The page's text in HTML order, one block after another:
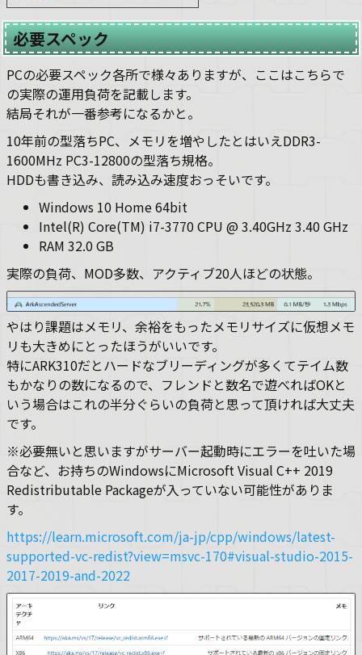
必要スペック
PCの必要スペック各所で様々ありますが、ここはこちらで
の実際の運用負荷を記載します。
結局それが一番参考になるかと。
10年前の型落ちPC、メモリを増やしたとはいえDDR3-
1600MHz PC3-12800の型落ち規格。
HDDも書き込み、読み込み速度おっそいです。
Windows 10 Home 64bit
Intel(R) Core(TM) i7-3770 CPU @ 3.40GHz 3.40 GHz
RAM 32.0 GB
実際の負荷、MOD多数、アクティブ20人ほどの状態。
やはり課題はメモリ、余裕をもったメモリサイズに仮想メモ
リも大きめにとったほうがいいです。
特にARK310だとハードなブリーディングが多くてテイム数
もかなりの数になるので、フレンドと数名で遊べればOKと
いう場合はこれの半分ぐらいの負荷と思って頂ければ大丈夫
です。
※必要無いと思いますがサーバー起動時にエラーを吐いた場
合など、お持ちのWindowsにMicrosoft Visual C++ 2019
Redistributable Packageが入っていない可能性がありま
す。
https://learn.microsoft.com/ja-jp/cpp/windows/latest-
supported-vc-redist?view=msvc-170#visual-studio-2015-
2017-2019-and-2022